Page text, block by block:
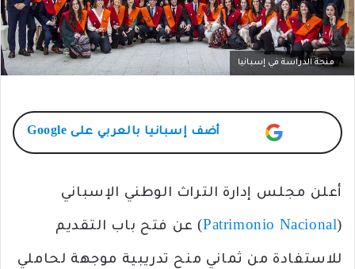
منحة الدراسة في إسبانيا
أضف إسبانيا بالعربي على Google
أعلن مجلس إدارة التراث الوطني الإسباني
(
Patrimonio Nacional) عن فتح باب التقديم
للاستفادة من ثماني منح تدريبية موجهة لحاملي